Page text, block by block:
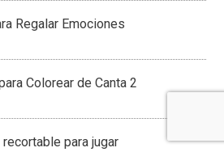
Regalar Emociones
Colorear de Canta 2
recortable para jugar